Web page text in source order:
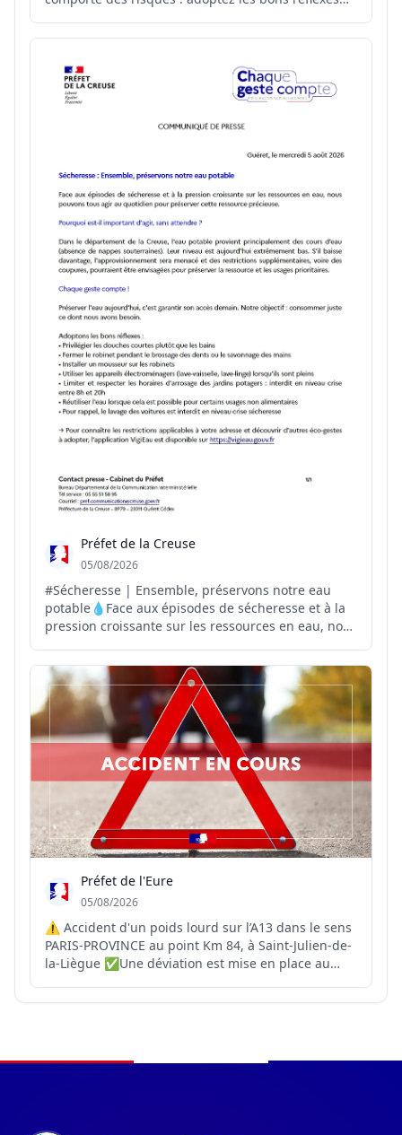
baignades surveillés recensés et autorisés en
https://www.creuse.gouv.fr/Actualites/Preve...
Préfet de la Creuse
05/08/2026
#Sécheresse | Ensemble, préservons notre eau
potable💧Face aux épisodes de sécheresse et à la
pression croissante sur les ressources en eau, nous
cette ressource précieuse. Préserver l'eau
aujourd'hui, c'est garantir son accès demain.
Préfet de l'Eure
05/08/2026
⚠️ Accident d'un poids lourd sur l’A13 dans le sens
PARIS-PROVINCE au point Km 84, à Saint-Julien-de-
la-Liègue ✅Une déviation est mise en place au
saturée ❌Circulation sur la bande d'arrêt